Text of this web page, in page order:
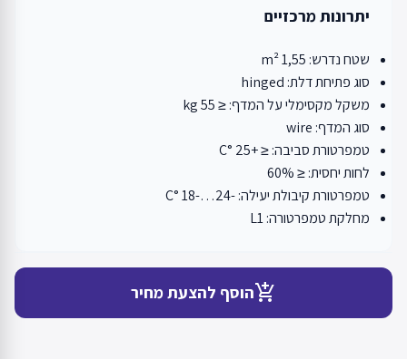
יתרונות מרכזיים
שטח נדרש: 1,55 m²
סוג פתיחת דלת: hinged
משקל מקסימלי על המדף: ≤ 55 kg
סוג המדף: wire
טמפרטורת סביבה: ≤ +25 °C
לחות יחסית: ≤ 60%
טמפרטורת קיבולת יעילה: -24…-18 °C
מחלקת טמפרטורה: L1
add_shopping_cartהוסף להצעת מחיר